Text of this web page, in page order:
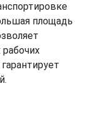
площадь